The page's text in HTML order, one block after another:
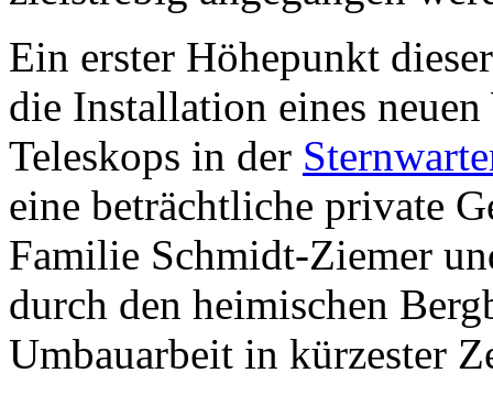
Ein erster Höhepunkt
die Installation eines
Teleskops in der
eine beträchtliche private
Familie Schmidt-Ziemer
durch den heimischen
Umbauarbeit in kürzester